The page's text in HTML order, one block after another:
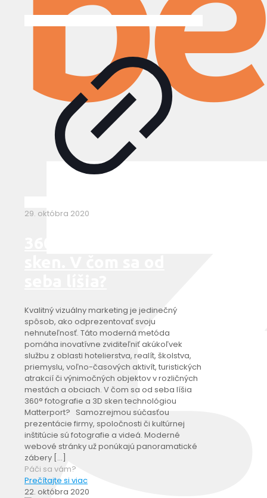
29. októbra 2020
Kvalitný vizuálny marketing je jedinečný
spôsob, ako odprezentovať svoju
nehnuteľnosť. Táto moderná metóda
pomáha inovatívne zviditeľniť akúkoľvek
službu z oblasti hotelierstva, realít, školstva,
priemyslu, voľno-časových aktivít, turistických
atrakcií či výnimočných objektov v rozličných
mestách a obciach. V čom sa od seba líšia
360° fotografie a 3D sken technológiou
Matterport? Samozrejmou súčasťou
prezentácie firmy, spoločnosti či kultúrnej
inštitúcie sú fotografie a videá. Moderné
webové stránky už ponúkajú panoramatické
zábery […]
Páči sa vám?
Prečítajte si viac
22. októbra 2020